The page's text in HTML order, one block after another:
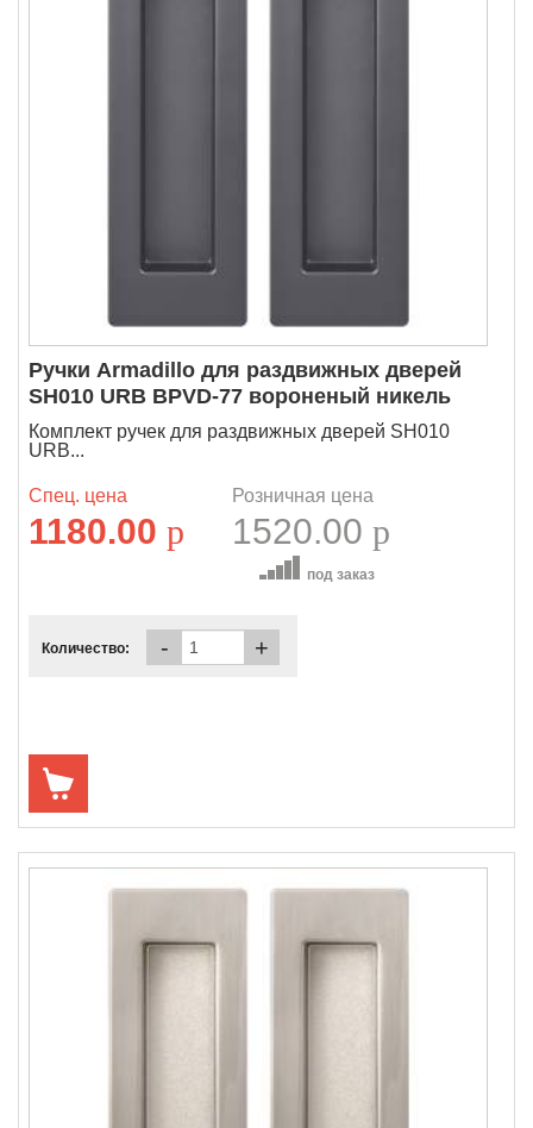
Ручки Armadillo для раздвижных дверей
SH010 URB BPVD-77 вороненый никель
Комплект ручек для раздвижных дверей SH010
URB...
Спец. цена
1180.00 p
Розничная цена
1520.00 p
под заказ
Количество: - +